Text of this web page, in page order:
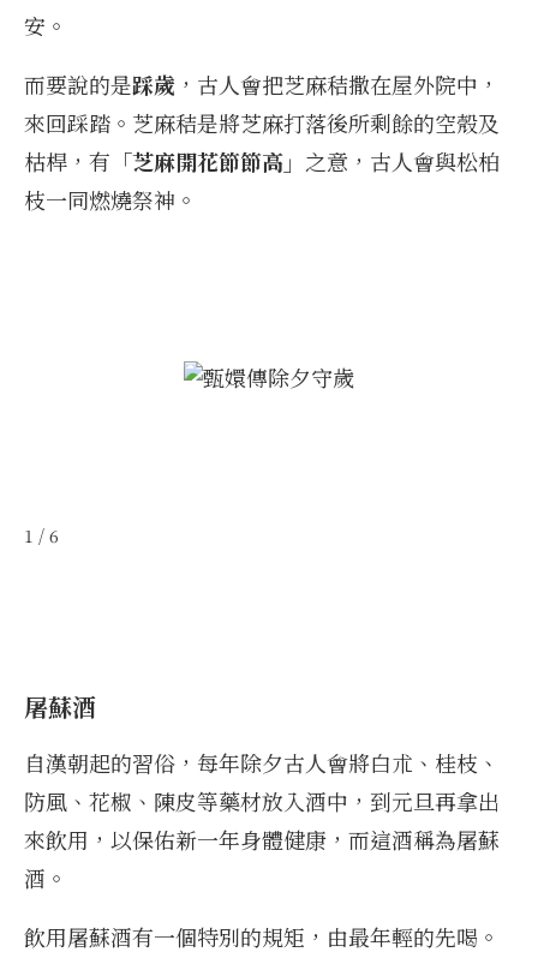
安。
而要說的是踩歲 ，古人會把芝麻秸撒在屋外院中，
來回踩踏。芝麻秸是將芝麻打落後所剩餘的空殼及
枯桿，有 「芝麻開花節節高」 之意，古人會與松柏
枝一同燃燒祭神。
1 / 6
屠蘇酒
自漢朝起的習俗，每年除夕古人會將白朮、桂枝、
防風、花椒、陳皮等藥材放入酒中，到元旦再拿出
來飲用，以保佑新一年身體健康，而這酒稱為屠蘇
酒。
飲用屠蘇酒有一個特別的規矩，由最年輕的先喝。